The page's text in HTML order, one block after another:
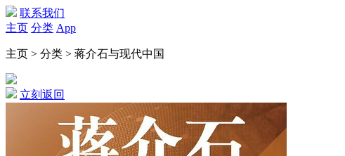
联系我们
主页 分类 App
主页 > 分类 > 蒋介石与现代中国
立刻返回